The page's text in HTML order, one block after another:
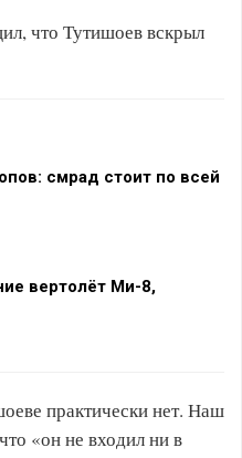
что Тутишоев вскрыл
смрад стоит по всей
вертолёт Ми-8,
практически нет. Наш
«он не входил ни в